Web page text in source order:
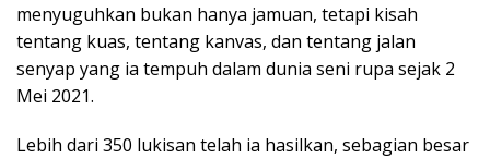
menyuguhkan bukan hanya jamuan, tetapi kisah
tentang kuas, tentang kanvas, dan tentang jalan
senyap yang ia tempuh dalam dunia seni rupa sejak 2
Mei 2021.
Lebih dari 350 lukisan telah ia hasilkan, sebagian besar